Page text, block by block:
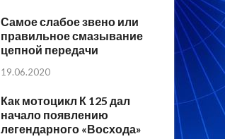
Самое слабое звено или
правильное смазывание
цепной передачи
19.06.2020
Как мотоцикл К 125 дал
начало появлению
легендарного «Восхода»